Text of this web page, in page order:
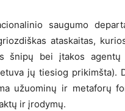
saugumo
ataskaitas,
šnipų bei įtakos agentų
jų tiesiog prikimšta).
užuominų ir metaforų
ir įrodymų.